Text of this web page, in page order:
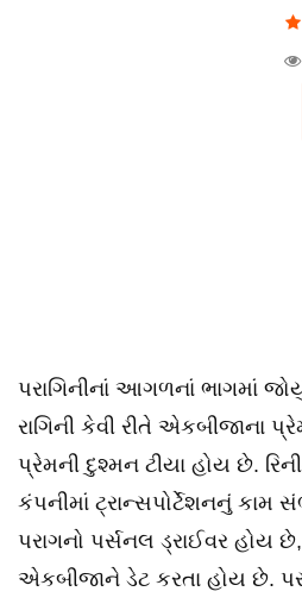
પરાગિનીનાં આગળનાં ભાગમાં
રાગિની કેવી રીતે એકબીજાના
પ્રેમની દુશ્મન ટીયા હોય છે.
કંપનીમાં ટ્રાન્સપોર્ટેશનનું કામ
પરાગનો પર્સનલ ડ્રાઈવર હોય
એકબીજાને ડેટ કરતા હોય છે.